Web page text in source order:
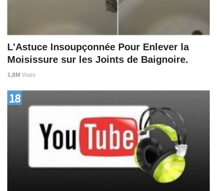
L'Astuce Insoupçonnée Pour Enlever la
Moisissure sur les Joints de Baignoire.
1,8M Vues
18